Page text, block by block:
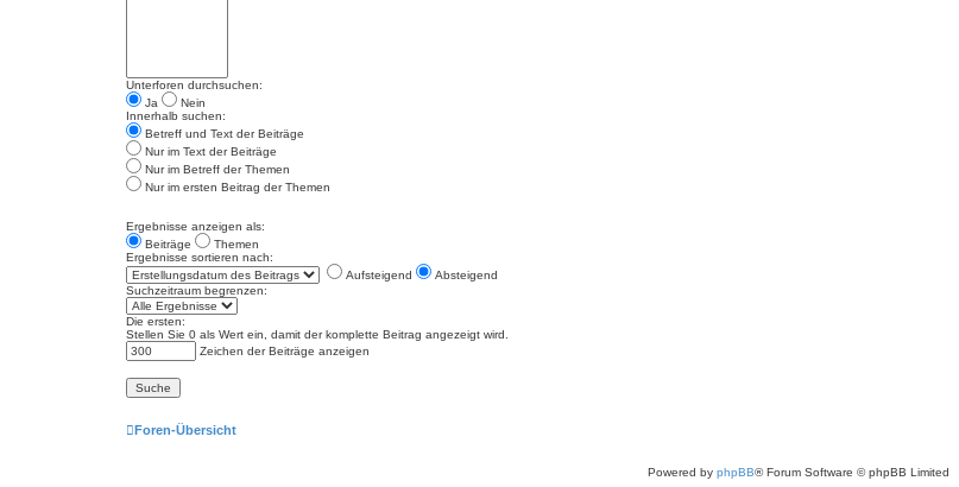
Unterforen durchsuchen:
Ja
Nein
Innerhalb suchen:
Betreff und Text der Beiträge
Nur im Text der Beiträge
Nur im Betreff der Themen
Nur im ersten Beitrag der Themen
Ergebnisse anzeigen als:
Beiträge
Themen
Ergebnisse sortieren nach:
Aufsteigend
Absteigend
Suchzeitraum begrenzen:
Die ersten:
Stellen Sie 0 als Wert ein, damit der komplette Beitrag angezeigt wird.
Zeichen der Beiträge anzeigen
Foren-Übersicht
Powered by phpBB® Forum Software © phpBB Limited